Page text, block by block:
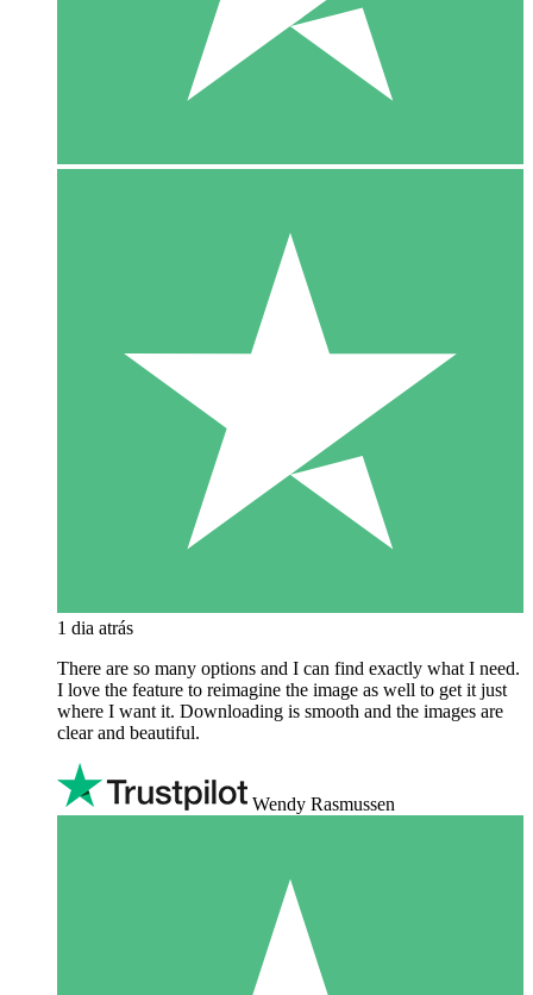
1 dia atrás
There are so many options and I can find exactly what I need.
I love the feature to reimagine the image as well to get it just
where I want it. Downloading is smooth and the images are
clear and beautiful.
Wendy Rasmussen